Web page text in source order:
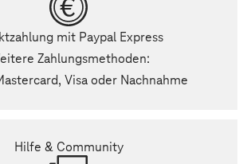
mit Paypal Express
Zahlungsmethoden:
Visa oder Nachnahme
Hilfe & Community